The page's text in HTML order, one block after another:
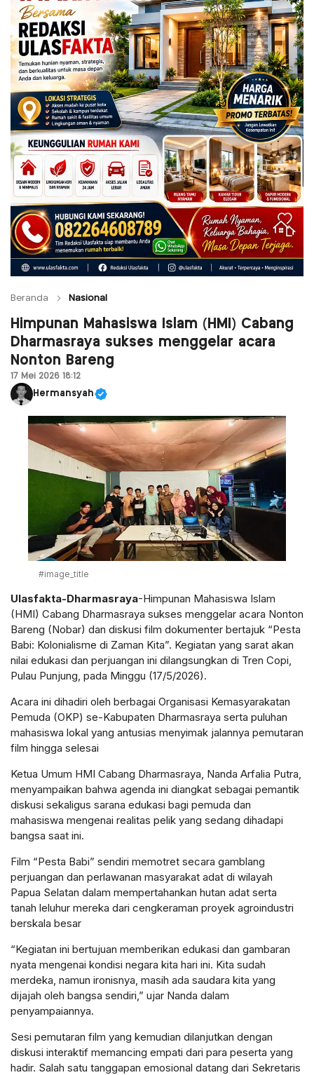
Beranda Nasional
Himpunan Mahasiswa Islam (HMI) Cabang
Dharmasraya sukses menggelar acara
Nonton Bareng
17 Mei 2026 18:12
Hermansyah
#image_title
Ulasfakta-Dharmasraya-Himpunan Mahasiswa Islam
(HMI) Cabang Dharmasraya sukses menggelar acara Nonton
Bareng (Nobar) dan diskusi film dokumenter bertajuk “Pesta
Babi: Kolonialisme di Zaman Kita”. Kegiatan yang sarat akan
nilai edukasi dan perjuangan ini dilangsungkan di Tren Copi,
Pulau Punjung, pada Minggu (17/5/2026).
Acara ini dihadiri oleh berbagai Organisasi Kemasyarakatan
Pemuda (OKP) se-Kabupaten Dharmasraya serta puluhan
mahasiswa lokal yang antusias menyimak jalannya pemutaran
film hingga selesai
Ketua Umum HMI Cabang Dharmasraya, Nanda Arfalia Putra,
menyampaikan bahwa agenda ini diangkat sebagai pemantik
diskusi sekaligus sarana edukasi bagi pemuda dan
mahasiswa mengenai realitas pelik yang sedang dihadapi
bangsa saat ini.
Film “Pesta Babi” sendiri memotret secara gamblang
perjuangan dan perlawanan masyarakat adat di wilayah
Papua Selatan dalam mempertahankan hutan adat serta
tanah leluhur mereka dari cengkeraman proyek agroindustri
berskala besar
“Kegiatan ini bertujuan memberikan edukasi dan gambaran
nyata mengenai kondisi negara kita hari ini. Kita sudah
merdeka, namun ironisnya, masih ada saudara kita yang
dijajah oleh bangsa sendiri,” ujar Nanda dalam
penyampaiannya.
Sesi pemutaran film yang kemudian dilanjutkan dengan
diskusi interaktif memancing empati dari para peserta yang
hadir. Salah satu tanggapan emosional datang dari Sekretaris